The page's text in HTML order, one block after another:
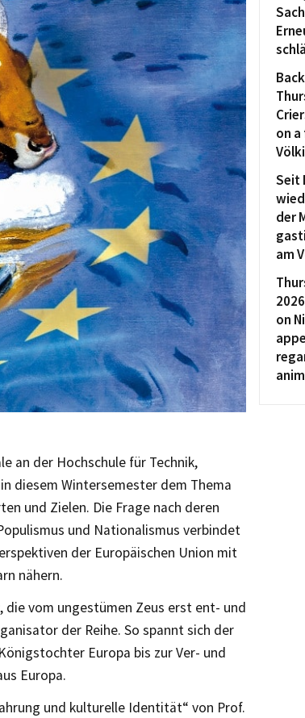
an der Hochschule für Technik,
diesem Wintersemester dem Thema
und Zielen. Die Frage nach deren
und Nationalismus verbindet
der Europäischen Union mit
nähern.
vom ungestümen Zeus erst ent- und
der Reihe. So spannt sich der
Europa bis zur Ver- und
Europa.
und kulturelle Identität“ von Prof.
on
Völki
Seit
der
am
on